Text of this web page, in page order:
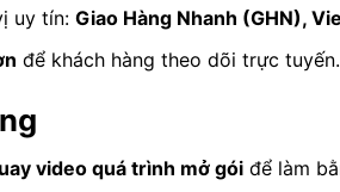
uy tín: Giao Hàng Nhanh (GHN),
để khách hàng theo dõi trực tuyến.
video quá trình mở góiđể làm